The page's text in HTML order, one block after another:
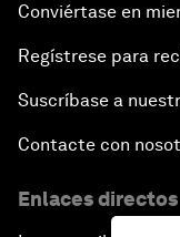
Conviértase en
Regístrese para
Suscríbase a
Contacte con
Enlaces directos